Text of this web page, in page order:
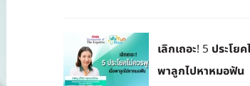
เลิกเถอะ! 5 ประโย
พาลูกไปหาหมอฟัน